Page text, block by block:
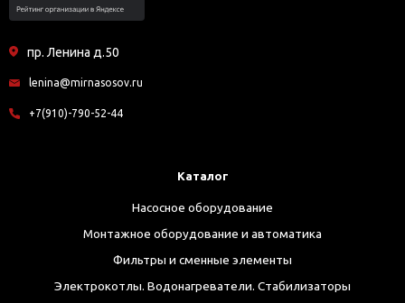
пр. Ленина д.50
lenina@mirnasosov.ru
+7(910)-790-52-44
Каталог
Насосное оборудование
Монтажное оборудование и автоматика
Фильтры и сменные элементы
Электрокотлы. Водонагреватели. Стабилизаторы